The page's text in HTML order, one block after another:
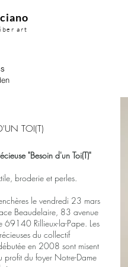
art
TOI(T)
"Besoin d'un Toi(T)"
broderie et perles.
le vendredi 23 mars
Beaudelaire, 83 avenue
69140 Rillieux-la-Pape. Les
du collectif
en 2008 sont misent
profit du foyer Notre-Dame